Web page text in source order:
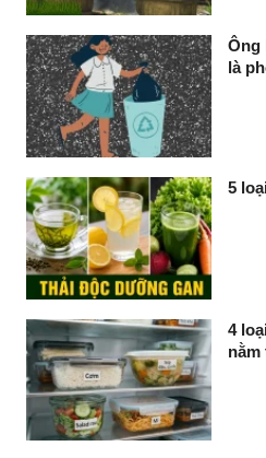
Ông
là
5
4
nằm